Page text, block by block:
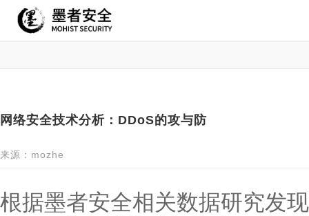
网络安全技术分析：DDoS的攻与防
来源：mozhe
根据墨者安全相关数据研究发